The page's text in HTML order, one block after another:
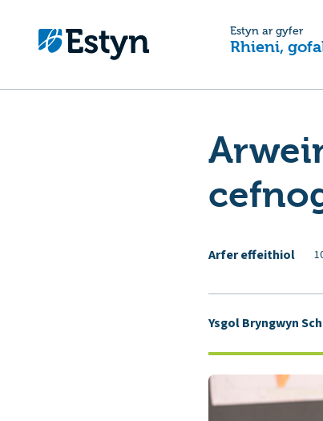
Estyn ar gyfer
Rhieni,
Arfer effeithiol
Ysgol Bryngwyn